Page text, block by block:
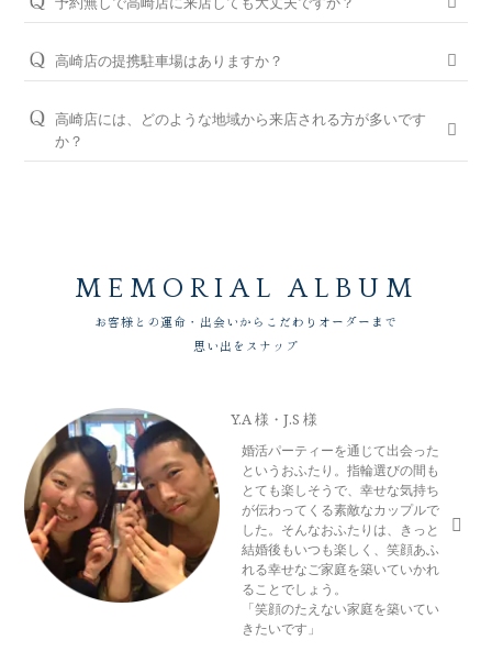
パーフェクトフィットカウンセリングと銀座ダイヤモンド
「永久保証サービス」を、全国の店舗にてご提供しておりま
お近くの銀座ダイヤモンドシライシの店舗へお気軽にご相談く
ださい。
＜銀座ダイヤモンドシライシの永久保証内容＞
「サイズ直し」「歪み直し」「石揺れ補修」「店頭クリーニン
グ」「再つや消し加工」「再ナノジュエリーコート加工」「レ
WEBでの来店予約がおすすめです。
ジリング）・結婚指輪（マリッジリング）を試着頂いたお客様
には3,000円分のギフトカードをプレゼントしております。
WEBからのご来店予約はこちら
高崎店の提携駐車場はありますか？
ク旭町と提携しております。
※当店ご滞在時間（上限2時間）の無料駐車券発行
高崎店には、どのような地域から来店される方が多いです
か？
MEMORIAL ALBUM
お客様との運命・出会いからこだわりオーダーまで
思い出をスナップ
Y.A 様・J.S 様
婚活パーティーを通じて出会った
というおふたり。指輪選びの間も
とても楽しそうで、幸せな気持ち
が伝わってくる素敵なカップルで
した。そんなおふたりは、きっと
結婚後もいつも楽しく、笑顔あふ
れる幸せなご家庭を築いていかれ
ることでしょう。
「笑顔のたえない家庭を築いてい
きたいです」